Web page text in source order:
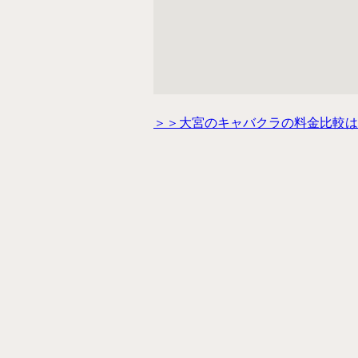
＞＞大宮のキャバクラの料金比較